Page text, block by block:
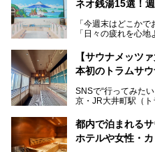
る、今の時代の"銭
ビアバーなど、新
す。充実した設備
ネオ銭湯15選！
「今週末はどこか
「日々の疲れを心
となっている新し
最近、SNSやメディ
本記事では、そもそ
いおしゃれな名店
します。
【サウナメッツ
本初のトラムサ
SNSで“行ってみた
京・JR大井町駅（ト
ツァ大井町トラック
ポ―トします。
都内で泊まれる
ホテルや女性・